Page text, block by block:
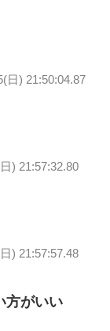
日) 21:50:04.87
) 21:57:32.80
) 21:57:57.48
方がいい